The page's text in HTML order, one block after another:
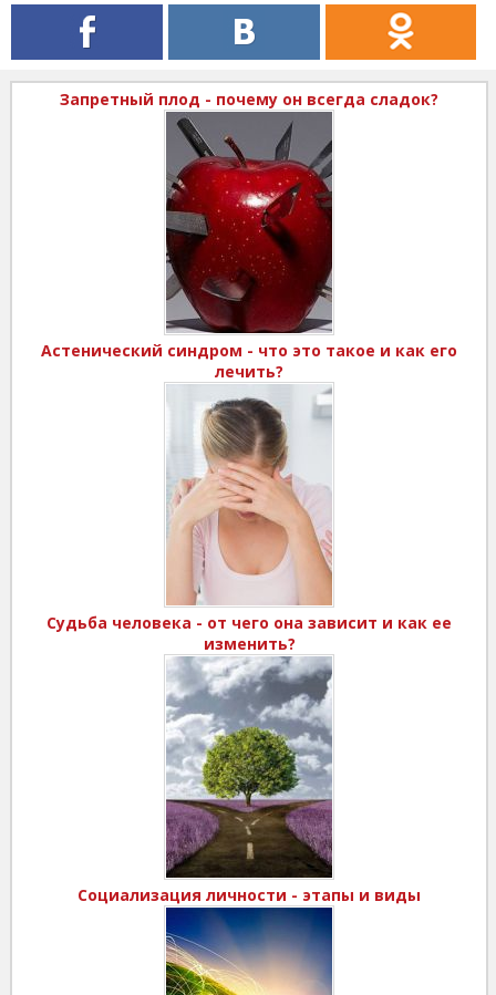
Запретный плод - почему он всегда сладок?
Астенический синдром - что это такое и как его
лечить?
Судьба человека - от чего она зависит и как ее
изменить?
Социализация личности - этапы и виды